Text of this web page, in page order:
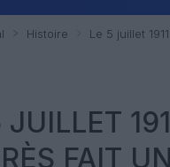
Histoire Le 5 juillet
JUILLET
FAIT